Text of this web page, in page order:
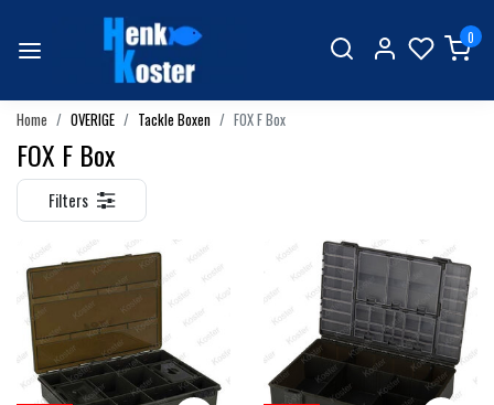
0
Home OVERIGE Tackle Boxen FOX F Box
FOX F Box
Filters